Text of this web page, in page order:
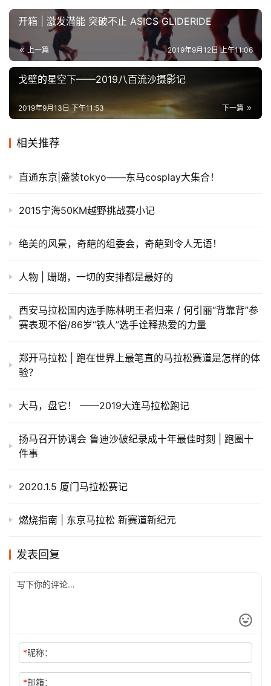
开箱 | 激发潜能 突破不止 ASICS GLIDERIDE
上一篇 2019年9月12日 上午11:06
戈壁的星空下——2019八百流沙摄影记
下一篇
2019年9月13日 下午11:53
相关推荐
直通东京|盛装tokyo——东马cosplay大集合！
2015宁海50KM越野挑战赛小记
绝美的风景，奇葩的组委会，奇葩到令人无语！
人物 | 珊瑚，一切的安排都是最好的
西安马拉松国内选手陈林明王者归来 / 何引丽“背靠背”参
赛表现不俗/86岁“铁人”选手诠释热爱的力量
郑开马拉松 | 跑在世界上最笔直的马拉松赛道是怎样的体
验？
大马，盘它！ ——2019大连马拉松跑记
扬马召开协调会 鲁迪沙破纪录成十年最佳时刻 | 跑圈十
件事
2020.1.5 厦门马拉松赛记
燃烧指南 | 东京马拉松 新赛道新纪元
发表回复
*昵称：
*邮箱：